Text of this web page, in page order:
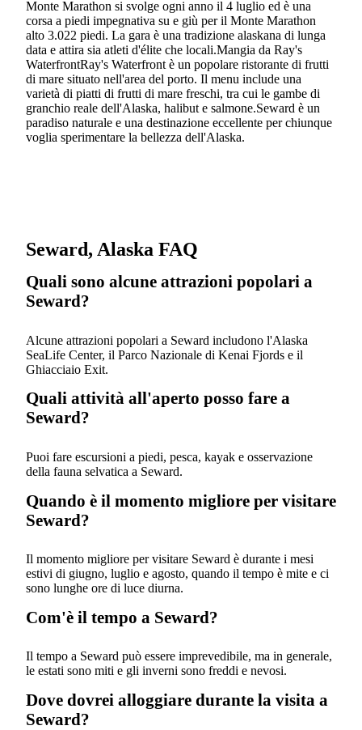
Monte Marathon si svolge ogni anno il 4 luglio ed è una
corsa a piedi impegnativa su e giù per il Monte Marathon
alto 3.022 piedi. La gara è una tradizione alaskana di lunga
data e attira sia atleti d'élite che locali.Mangia da Ray's
WaterfrontRay's Waterfront è un popolare ristorante di frutti
di mare situato nell'area del porto. Il menu include una
varietà di piatti di frutti di mare freschi, tra cui le gambe di
granchio reale dell'Alaska, halibut e salmone.Seward è un
paradiso naturale e una destinazione eccellente per chiunque
voglia sperimentare la bellezza dell'Alaska.
Seward, Alaska FAQ
Quali sono alcune attrazioni popolari a
Seward?
Alcune attrazioni popolari a Seward includono l'Alaska
SeaLife Center, il Parco Nazionale di Kenai Fjords e il
Ghiacciaio Exit.
Quali attività all'aperto posso fare a
Seward?
Puoi fare escursioni a piedi, pesca, kayak e osservazione
della fauna selvatica a Seward.
Quando è il momento migliore per visitare
Seward?
Il momento migliore per visitare Seward è durante i mesi
estivi di giugno, luglio e agosto, quando il tempo è mite e ci
sono lunghe ore di luce diurna.
Com'è il tempo a Seward?
Il tempo a Seward può essere imprevedibile, ma in generale,
le estati sono miti e gli inverni sono freddi e nevosi.
Dove dovrei alloggiare durante la visita a
Seward?